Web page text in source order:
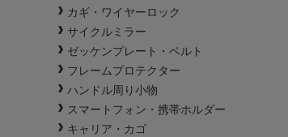
カギ・ワイヤーロック
サイクルミラー
ゼッケンプレート・ベルト
フレームプロテクター
ハンドル周り小物
スマートフォン・携帯ホルダー
キャリア・カゴ